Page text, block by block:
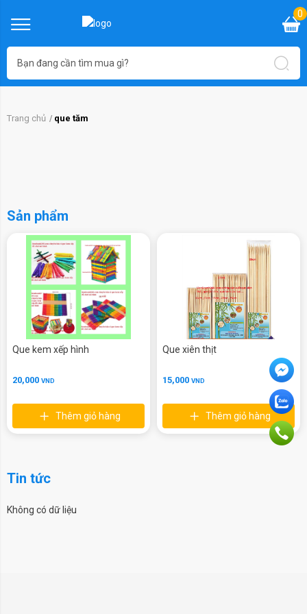
0
Trang chủ que tăm
Sản phẩm
Que kem xếp hình
20,000 VND
Thêm giỏ hàng
Que xiên thịt
15,000 VND
Thêm giỏ hàng
Tin tức
Không có dữ liệu